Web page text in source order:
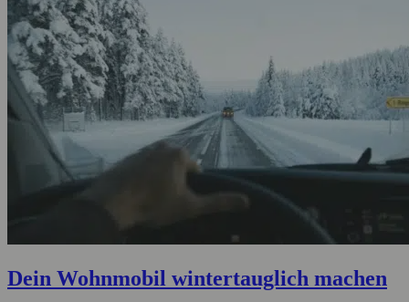
Dein Wohnmobil wintertauglich machen